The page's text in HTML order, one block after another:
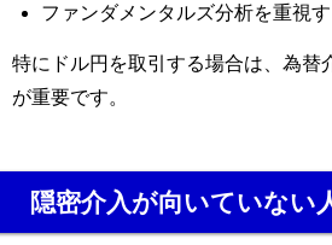
ファンダメンタルズ分析を重視す
特にドル円を取引する場合は、為替
が重要です。
隠密介入が向いていない